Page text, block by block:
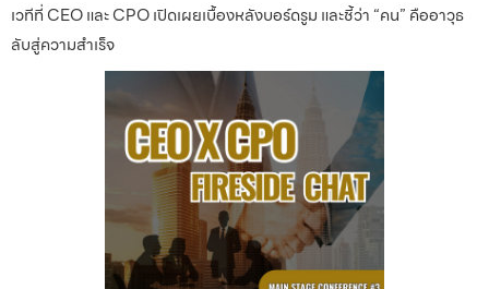
เวทีที่ CEO และ CPO เปิดเผยเบื้องหลังบอร์ดรูม และชี้ว่า “คน” คืออาวุธ
ลับสู่ความสำเร็จ